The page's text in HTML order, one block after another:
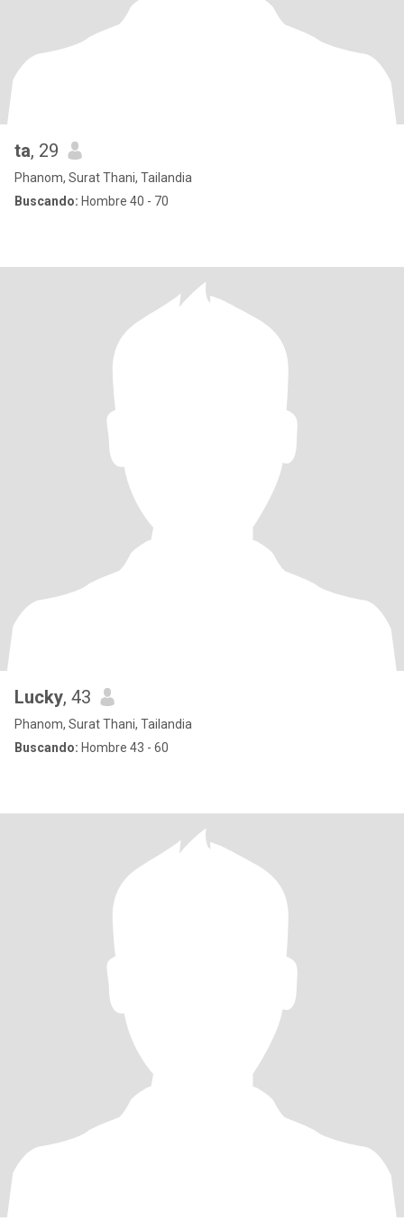
ta, 29
Phanom, Surat Thani, Tailandia
Buscando: Hombre 40 - 70
Lucky, 43
Phanom, Surat Thani, Tailandia
Buscando: Hombre 43 - 60